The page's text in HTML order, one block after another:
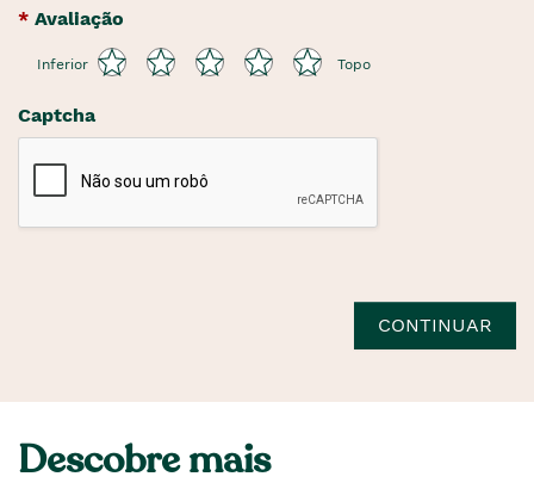
Avaliação
Inferior Topo
Captcha
CONTINUAR
Descobre mais